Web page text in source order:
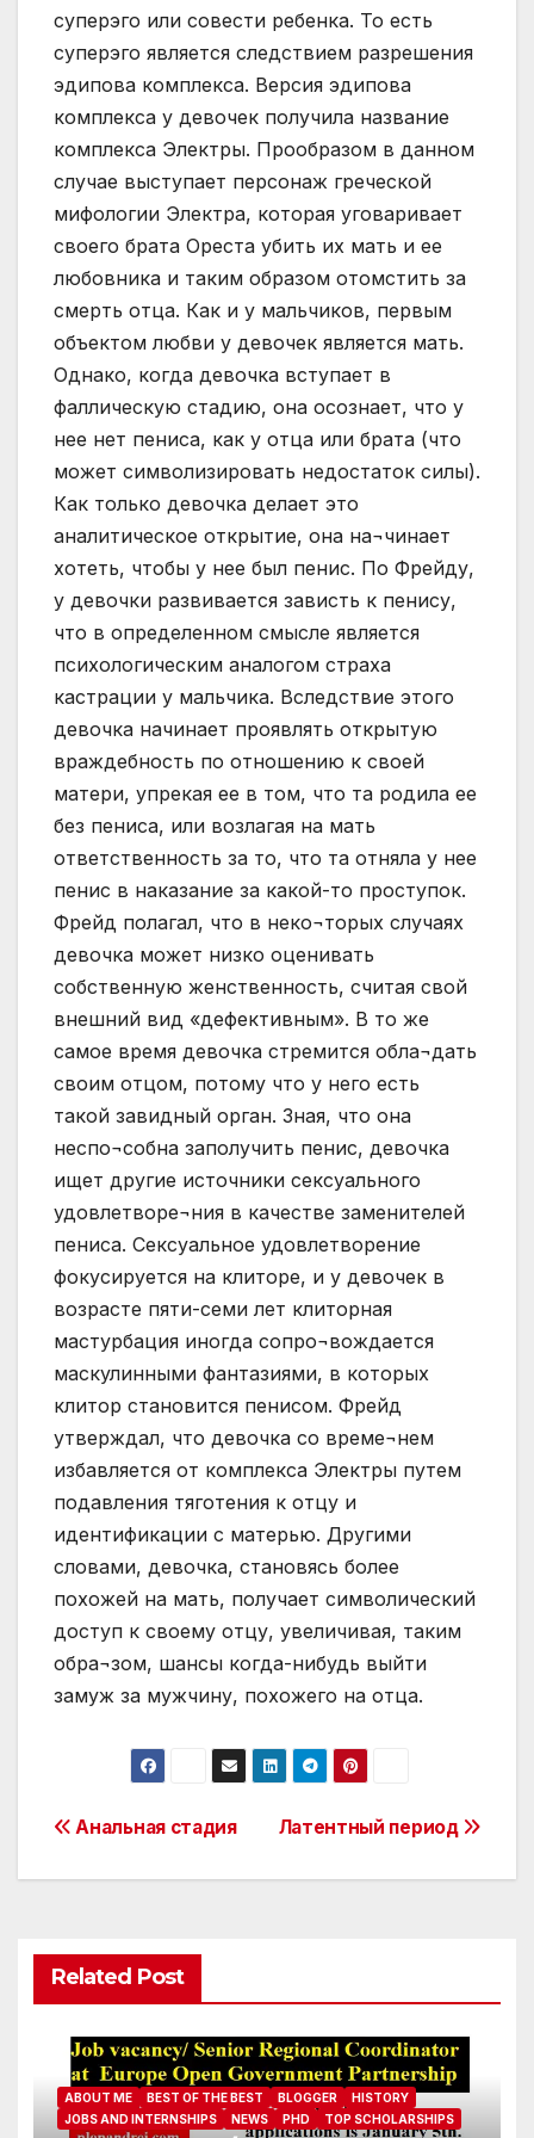
суперэго или совести ребенка. То есть
суперэго является следствием разрешения
эдипова комплекса. Версия эдипова
комплекса у девочек получила название
комплекса Электры. Прообразом в данном
случае выступает персонаж греческой
мифологии Электра, которая уговаривает
своего брата Ореста убить их мать и ее
любовника и таким образом отомстить за
смерть отца. Как и у мальчиков, первым
объектом любви у девочек является мать.
Однако, когда девочка вступает в
фаллическую стадию, она осознает, что у
нее нет пениса, как у отца или брата (что
может символизировать недостаток силы).
Как только девочка делает это
аналитическое открытие, она на¬чинает
хотеть, чтобы у нее был пенис. По Фрейду,
у девочки развивается зависть к пенису,
что в определенном смысле является
психологическим аналогом страха
кастрации у мальчика. Вследствие этого
девочка начинает проявлять открытую
враждебность по отношению к своей
матери, упрекая ее в том, что та родила ее
без пениса, или возлагая на мать
ответственность за то, что та отняла у нее
пенис в наказание за какой-то проступок.
Фрейд полагал, что в неко¬торых случаях
девочка может низко оценивать
собственную женственность, считая свой
внешний вид «дефективным». В то же
самое время девочка стремится обла¬дать
своим отцом, потому что у него есть
такой завидный орган. Зная, что она
неспо¬собна заполучить пенис, девочка
ищет другие источники сексуального
удовлетворе¬ния в качестве заменителей
пениса. Сексуальное удовлетворение
фокусируется на клиторе, и у девочек в
возрасте пяти-семи лет клиторная
мастурбация иногда сопро¬вождается
маскулинными фантазиями, в которых
клитор становится пенисом. Фрейд
утверждал, что девочка со време¬нем
избавляется от комплекса Электры путем
подавления тяготения к отцу и
идентификации с матерью. Другими
словами, девочка, становясь более
похожей на мать, получает символический
доступ к своему отцу, увеличивая, таким
обра¬зом, шансы когда-нибудь выйти
замуж за мужчину, похожего на отца.
Post
navigation
Латентный период
Анальная стадия
Related Post
ABOUT ME BEST OF THE BEST BLOGGER
HISTORY
JOBS AND INTERNSHIPS
NEWS PHD TOP SCHOLARSHIPS